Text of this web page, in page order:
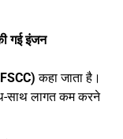
गई इंजन
कहा जाता है।
साथ लागत कम करने